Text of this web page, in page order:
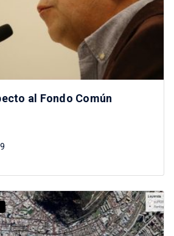
al Fondo Común